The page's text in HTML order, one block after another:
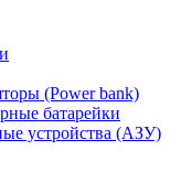
(Power bank)
батарейки
устройства (АЗУ)